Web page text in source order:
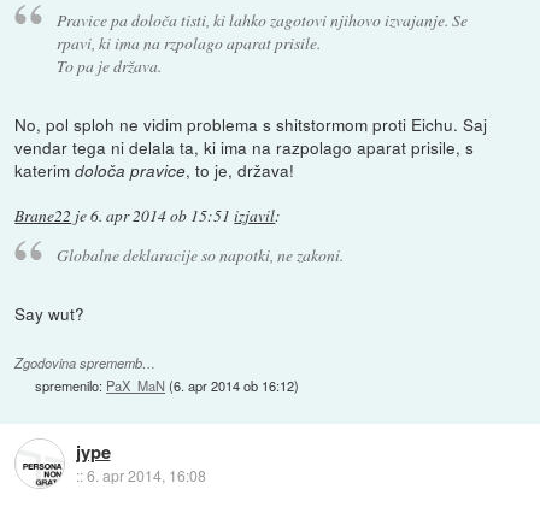
Pravice pa določa tisti, ki lahko zagotovi njihovo izvajanje. Se
rpavi, ki ima na rzpolago aparat prisile.
To pa je država.
No, pol sploh ne vidim problema s shitstormom proti Eichu. Saj
vendar tega ni delala ta, ki ima na razpolago aparat prisile, s
katerimdoloča pravice, to je, država!
Brane22 je6. apr 2014 ob 15:51 izjavil:
Globalne deklaracije so napotki, ne zakoni.
Say wut?
Zgodovina sprememb…
spremenilo: PaX_MaN (6. apr 2014 ob 16:12)
jype
::6. apr 2014, 16:08